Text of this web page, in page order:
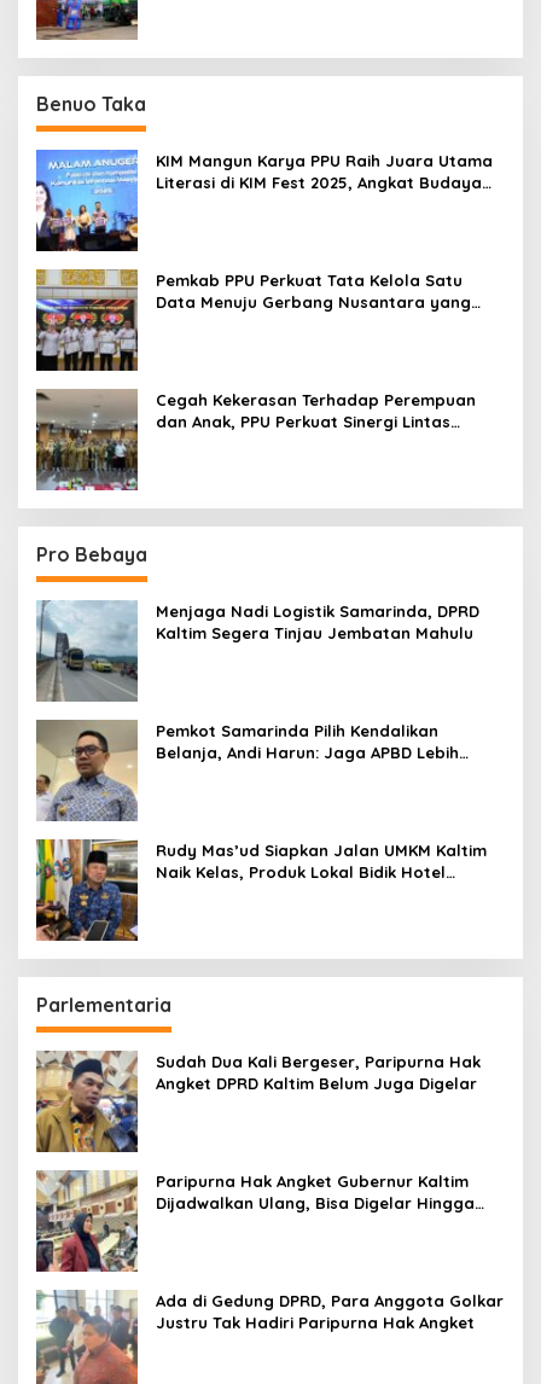
Benuo Taka
KIM Mangun Karya PPU Raih Juara Utama
Literasi di KIM Fest 2025, Angkat Budaya
Pemkab PPU Perkuat Tata Kelola Satu
Data Menuju Gerbang Nusantara yang
Cegah Kekerasan Terhadap Perempuan
dan Anak, PPU Perkuat Sinergi Lintas
Pro Bebaya
Menjaga Nadi Logistik Samarinda, DPRD
Kaltim Segera Tinjau Jembatan Mahulu
Pemkot Samarinda Pilih Kendalikan
Belanja, Andi Harun: Jaga APBD Lebih
Rudy Mas’ud Siapkan Jalan UMKM Kaltim
Naik Kelas, Produk Lokal Bidik Hotel
Parlementaria
Sudah Dua Kali Bergeser, Paripurna Hak
Angket DPRD Kaltim Belum Juga Digelar
Paripurna Hak Angket Gubernur Kaltim
Dijadwalkan Ulang, Bisa Digelar Hingga
Ada di Gedung DPRD, Para Anggota Golkar
Justru Tak Hadiri Paripurna Hak Angket